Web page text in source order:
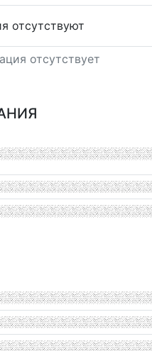
отсутствуют
отсутствует